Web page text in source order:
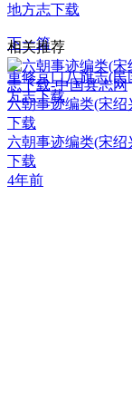
地方志下载
下一篇
重修京口八旗志(
方志下载
相关推荐
六朝事迹编类(宋
下载
六朝事迹编类(宋
下载
4年前